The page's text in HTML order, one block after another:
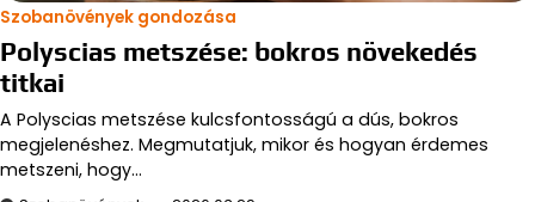
Szobanövények gondozása
Polyscias metszése: bokros növekedés
titkai
A Polyscias metszése kulcsfontosságú a dús, bokros
megjelenéshez. Megmutatjuk, mikor és hogyan érdemes
metszeni, hogy…